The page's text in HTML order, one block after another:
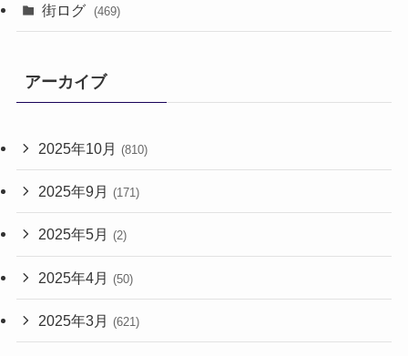
街ログ (469)
アーカイブ
2025年10月 (810)
2025年9月 (171)
2025年5月 (2)
2025年4月 (50)
2025年3月 (621)